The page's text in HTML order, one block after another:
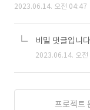
2023.06.14. 오전 04:47
비밀 댓글입니
2023.06.14. 오
프로젝트